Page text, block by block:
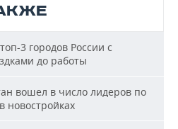
3 городов России с
до работы
вошел в число лидеров по
новостройках